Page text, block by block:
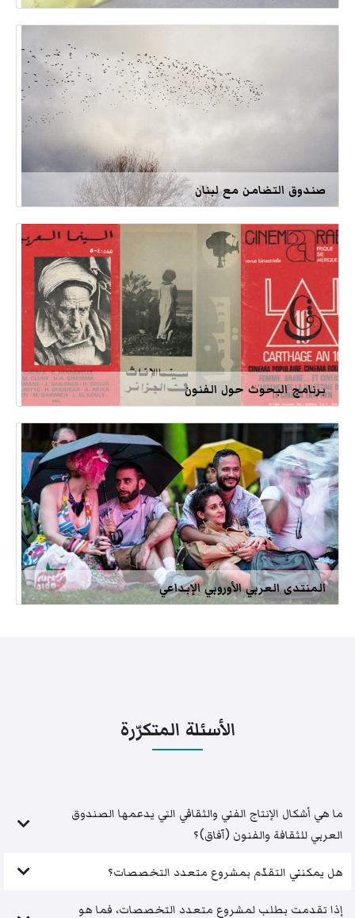
صندوق التضامن مع لبنان
برنامج البحوث حول الفنون
المنتدى العربي الأوروبي الإبداعي
الأسئلة المتكرّرة
ما هي أشكال الإنتاج الفني والثقافي التي يدعمها الصندوق
العربي للثقافة والفنون (آفاق)؟
هل يمكنني التقدّم بمشروع متعدد التخصصات؟
إذا تقدمت بطلب لمشروع متعدد التخصصات، فما هو